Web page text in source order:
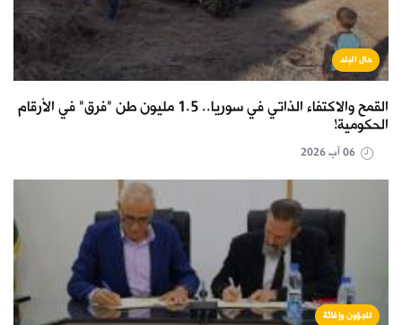
حال البلد
القمح والاكتفاء الذاتي في سوريا.. 1.5 مليون طن "فرق" في الأرقام
الحكومية!
لاجؤون وإغاثة